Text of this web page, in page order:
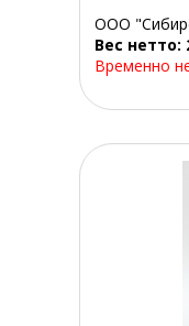
ООО
Вес нетто:
Временно